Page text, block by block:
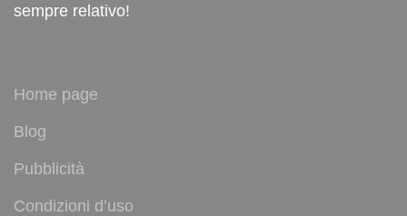
sempre relativo!
Home page
Blog
Pubblicità
Condizioni d’uso